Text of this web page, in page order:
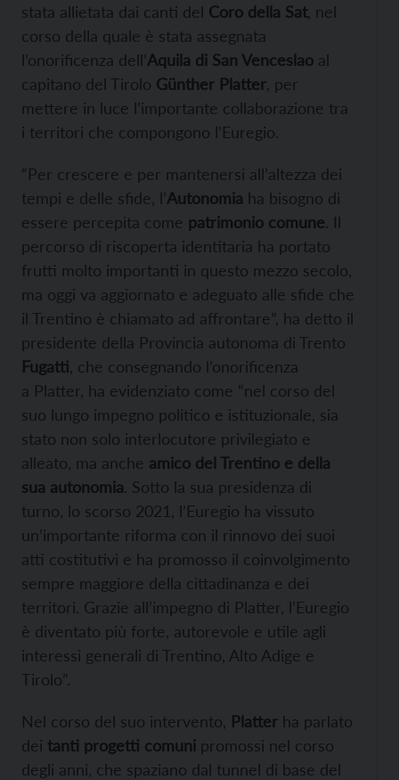
stata allietata dai canti del Coro della Sat, nel
corso della quale è stata assegnata
l’onorificenza dell’Aquila di San Venceslao al
capitano del Tirolo Günther Platter , per
mettere in luce l’importante collaborazione tra
i territori che compongono l’Euregio.
“Per crescere e per mantenersi all’altezza dei
tempi e delle sfide, l’Autonomia ha bisogno di
essere percepita come patrimonio comune. Il
percorso di riscoperta identitaria ha portato
frutti molto importanti in questo mezzo secolo,
ma oggi va aggiornato e adeguato alle sfide che
il Trentino è chiamato ad affrontare”, ha detto il
presidente della Provincia autonoma di Trento
Fugatti , che consegnando l’onorificenza
a Platter, ha evidenziato come “nel corso del
suo lungo impegno politico e istituzionale, sia
stato non solo interlocutore privilegiato e
alleato, ma anche amico del Trentino e della
sua autonomia. Sotto la sua presidenza di
turno, lo scorso 2021, l’Euregio ha vissuto
un’importante riforma con il rinnovo dei suoi
atti costitutivi e ha promosso il coinvolgimento
sempre maggiore della cittadinanza e dei
territori. Grazie all’impegno di Platter, l’Euregio
è diventato più forte, autorevole e utile agli
interessi generali di Trentino, Alto Adige e
Tirolo”.
Nel corso del suo intervento, Platter ha parlato
dei tanti progetti comuni promossi nel corso
degli anni, che spaziano dal tunnel di base del